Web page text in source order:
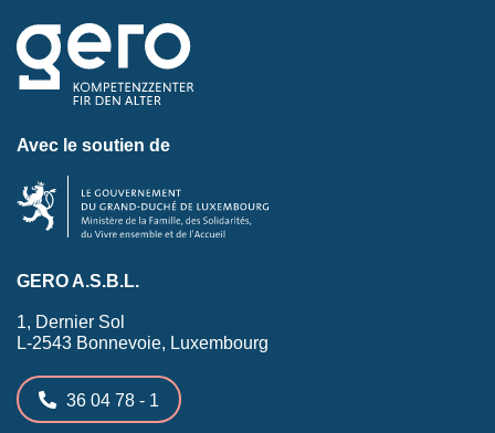
Avec le soutien de
GERO A.S.B.L.
1, Dernier Sol
L-2543 Bonnevoie, Luxembourg
36 04 78 - 1